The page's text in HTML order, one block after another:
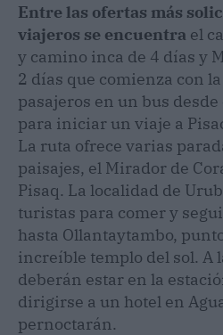
Entre las ofertas más
viajeros se encuentra el
y camino inca de 4 días y
2 días que comienza con
pasajeros en un bus desde
para iniciar un viaje a
La ruta ofrece varias
paisajes, el Mirador de
Pisaq. La localidad de
turistas para comer y
hasta Ollantaytambo,
increíble templo del sol. A
deberán estar en la
dirigirse a un hotel en
pernoctarán.